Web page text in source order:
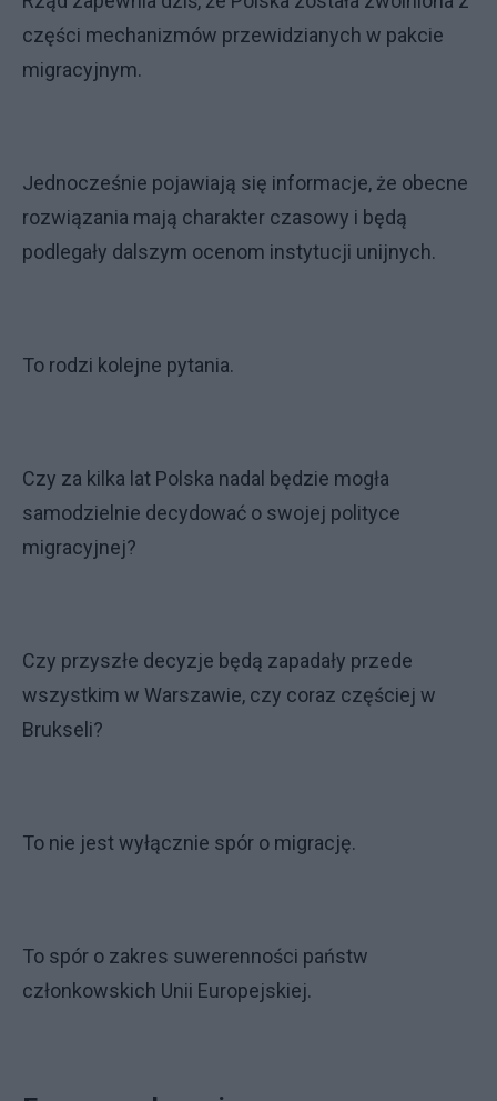
części mechanizmów przewidzianych w pakcie
migracyjnym.
Jednocześnie pojawiają się informacje, że obecne
rozwiązania mają charakter czasowy i będą
podlegały dalszym ocenom instytucji unijnych.
To rodzi kolejne pytania.
Czy za kilka lat Polska nadal będzie mogła
samodzielnie decydować o swojej polityce
migracyjnej?
Czy przyszłe decyzje będą zapadały przede
wszystkim w Warszawie, czy coraz częściej w
Brukseli?
To nie jest wyłącznie spór o migrację.
To spór o zakres suwerenności państw
członkowskich Unii Europejskiej.